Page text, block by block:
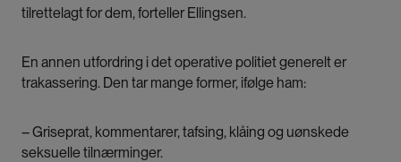
tilrettelagt for dem, forteller Ellingsen.
En annen utfordring i det operative politiet generelt er
trakassering. Den tar mange former, ifølge ham:
– Griseprat, kommentarer, tafsing, klåing og uønskede
seksuelle tilnærminger.